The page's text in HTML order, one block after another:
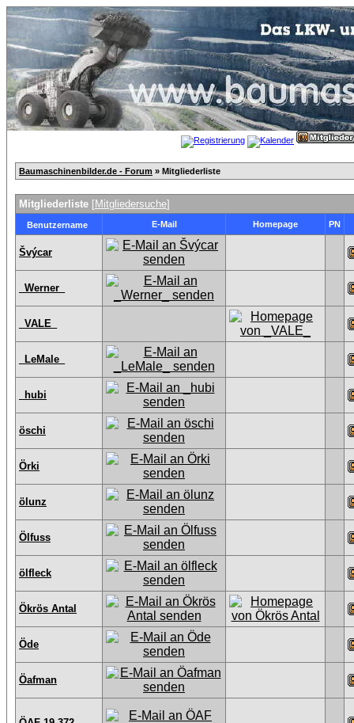
Baumaschinenbilder.de - Forum » Mitgliederliste
Mitgliederliste [Mitgliedersuche]
Benutzername E-Mail Homepage PN
Švýcar
_Werner_
_VALE_
_LeMale_
_hubi
öschi
Örki
ölunz
Ölfuss
ölfleck
Ökrös Antal
Öde
Öafman